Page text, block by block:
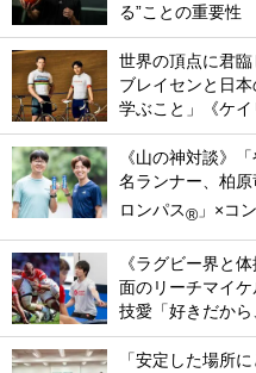
る”ことの重要性
世界の頂点に君
ブレイセンと日
学ぶこと」《ケ
《山の神対談》
名ランナー、柏
ロンパス® 」×コ
《ラグビー界と
面のリーチマイ
技愛「好きだから
「安定した場所